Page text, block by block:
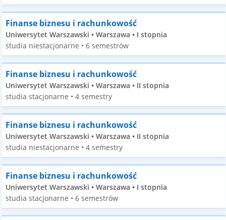
Finanse biznesu i rachunkowość
Uniwersytet Warszawski • Warszawa • I stopnia
studia niestacjonarne • 6 semestrów
Finanse biznesu i rachunkowość
Uniwersytet Warszawski • Warszawa • II stopnia
studia stacjonarne • 4 semestry
Finanse biznesu i rachunkowość
Uniwersytet Warszawski • Warszawa • II stopnia
studia niestacjonarne • 4 semestry
Finanse biznesu i rachunkowość
Uniwersytet Warszawski • Warszawa • I stopnia
studia stacjonarne • 6 semestrów